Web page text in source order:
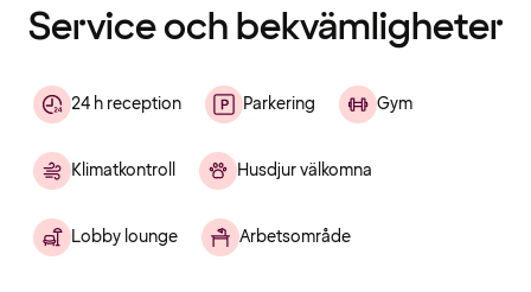
Service och bekvämligheter
24 h reception Parkering Gym
Klimatkontroll Husdjur välkomna
Lobby lounge Arbetsområde